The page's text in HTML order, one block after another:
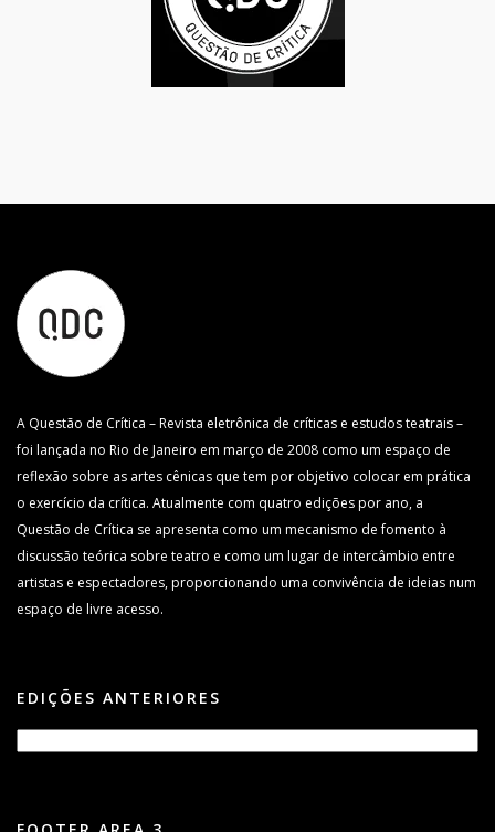
A Questão de Crítica – Revista eletrônica de críticas e estudos teatrais –
foi lançada no Rio de Janeiro em março de 2008 como um espaço de
reflexão sobre as artes cênicas que tem por objetivo colocar em prática
o exercício da crítica. Atualmente com quatro edições por ano, a
Questão de Crítica se apresenta como um mecanismo de fomento à
discussão teórica sobre teatro e como um lugar de intercâmbio entre
artistas e espectadores, proporcionando uma convivência de ideias num
espaço de livre acesso.
EDIÇÕES ANTERIORES